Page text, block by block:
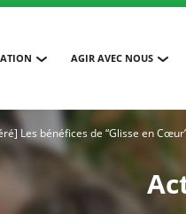
AGIR AVEC NOUS
Les bénéfices de “Glisse en